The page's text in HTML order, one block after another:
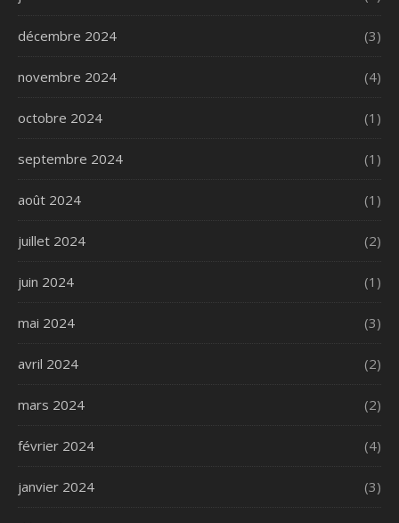
décembre 2024 (3)
novembre 2024 (4)
octobre 2024 (1)
septembre 2024 (1)
août 2024 (1)
juillet 2024 (2)
juin 2024 (1)
mai 2024 (3)
avril 2024 (2)
mars 2024 (2)
février 2024 (4)
janvier 2024 (3)